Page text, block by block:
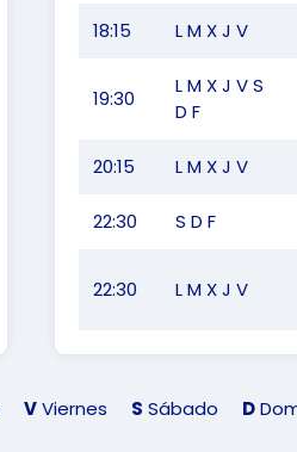
18:15 L M X J V
19:30
L M X J V S
D F
20:15 L M X J V
22:30 S D F
22:30 L M X J V
VViernes S Sábado D